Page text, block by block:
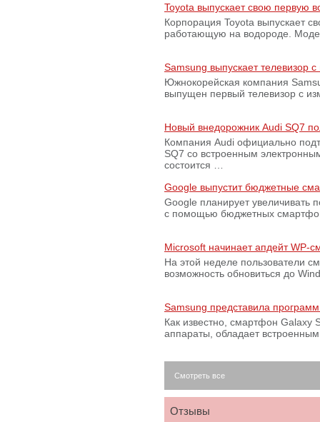
Toyota выпускает свою первую
Корпорация Toyota выпускает
работающую на водороде.
Samsung выпускает телевизор
Южнокорейская компания
выпущен первый телевизор с
Новый внедорожник Audi SQ7
Компания Audi официально
SQ7 со встроенным
состоится …
Google выпустит бюджетные
Google планирует увеличивать
с помощью бюджетных
Microsoft начинает апдейт WP-
На этой неделе пользователи
возможность обновиться до
Samsung представила
Как известно, смартфон Galaxy
аппараты, обладает
Смотреть все
Отзывы